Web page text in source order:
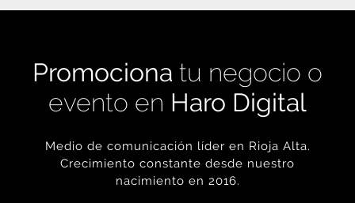
Promociona tu negocio o
evento en Haro Digital
Medio de comunicación líder en Rioja Alta.
Crecimiento constante desde nuestro
nacimiento en 2016.